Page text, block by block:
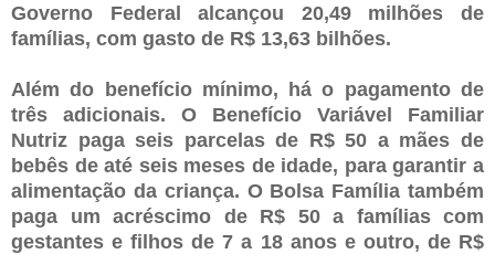
Governo Federal alcançou 20,49 milhões de
famílias, com gasto de R$ 13,63 bilhões.
Além do benefício mínimo, há o pagamento de
três adicionais. O Benefício Variável Familiar
Nutriz paga seis parcelas de R$ 50 a mães de
bebês de até seis meses de idade, para garantir a
alimentação da criança. O Bolsa Família também
paga um acréscimo de R$ 50 a famílias com
gestantes e filhos de 7 a 18 anos e outro, de R$